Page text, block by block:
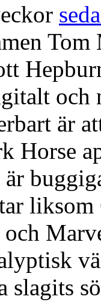
och
är
Horse
och
slagits